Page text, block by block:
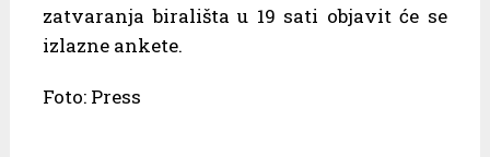
zatvaranja birališta u 19 sati objavit će se
izlazne ankete.
Foto: Press